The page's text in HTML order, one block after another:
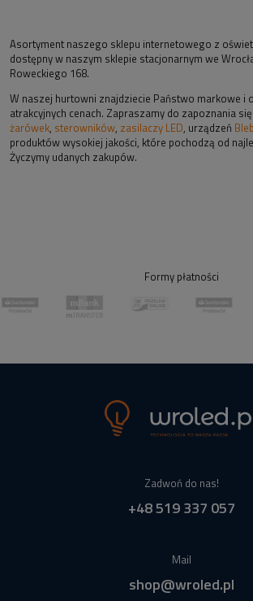
Asortyment naszego sklepu internetowego z
dostępny w naszym sklepie stacjonarnym we
Roweckiego 168.
W naszej hurtowni znajdziecie Państwo markowe i
atrakcyjnych cenach. Zapraszamy do zapoznania
żarówek, sterowników, zasilaczy LED, urządzeń
produktów wysokiej jakości, które pochodzą od
Życzymy udanych zakupów.
Formy płatności
Zadwoń do nas!
+48 519 337 057
Mail
shop@wroled.pl